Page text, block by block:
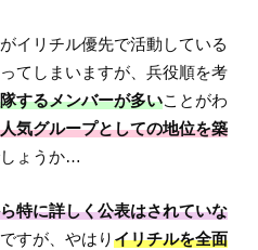
イリチル優先で活動している
てしまいますが、兵役順を考
するメンバーが多いことがわ
人気グループとしての地位を築
ょうか…
特に詳しく公表はされていな
すが、やはりイリチルを全面